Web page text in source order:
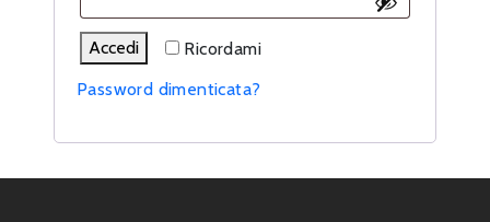
Ricordami
Accedi
Password dimenticata?